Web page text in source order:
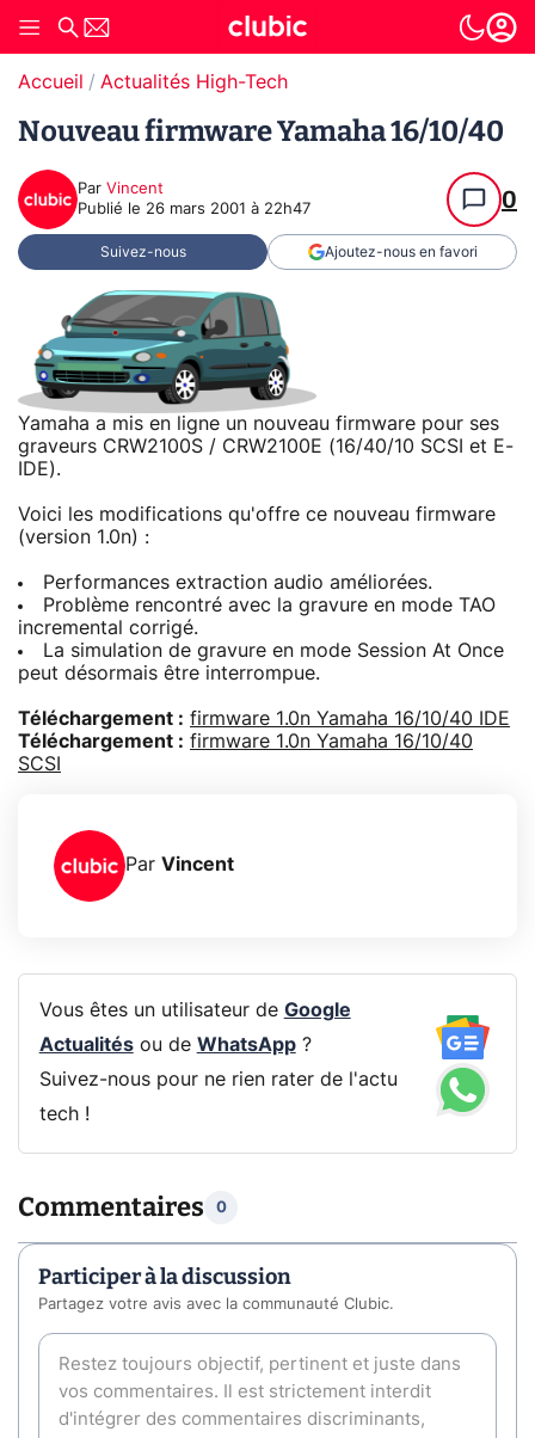
Accueil Actualités High-Tech
Nouveau firmware Yamaha 16/10/40
Par Vincent
Publié le 26 mars 2001 à 22h47 0
Suivez-nous Ajoutez-nous en favori
Yamaha a mis en ligne un nouveau firmware pour ses
graveurs CRW2100S / CRW2100E (16/40/10 SCSI et E-
IDE).
Voici les modifications qu'offre ce nouveau firmware
(version 1.0n) :
Performances extraction audio améliorées.
Problème rencontré avec la gravure en mode TAO
incremental corrigé.
La simulation de gravure en mode Session At Once
peut désormais être interrompue.
Téléchargement : firmware 1.0n Yamaha 16/10/40 IDE
Téléchargement : firmware 1.0n Yamaha 16/10/40
SCSI
Par Vincent
Vous êtes un utilisateur de Google
Actualitésou de WhatsApp?
Suivez-nous pour ne rien rater de l'actu
tech !
Commentaires 0
Participer à la discussion
Partagez votre avis avec la communauté Clubic.